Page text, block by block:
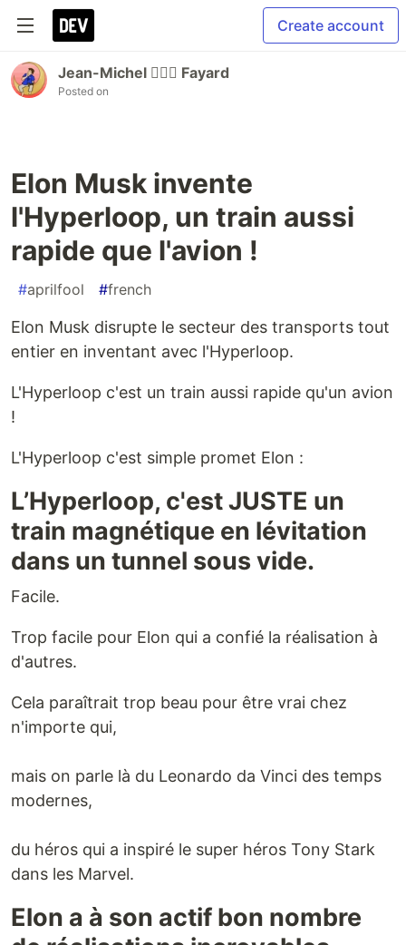
Create account
Jean-Michel 🕵🏻‍♂️ Fayard
Posted on
Elon Musk invente
l'Hyperloop, un train aussi
rapide que l'avion !
#aprilfool #french
Elon Musk disrupte le secteur des transports tout
entier en inventant avec l'Hyperloop.
L'Hyperloop c'est un train aussi rapide qu'un avion
!
L'Hyperloop c'est simple promet Elon :
L’Hyperloop, c'est JUSTE un
train magnétique en lévitation
dans un tunnel sous vide.
Facile.
Trop facile pour Elon qui a confié la réalisation à
d'autres.
Cela paraîtrait trop beau pour être vrai chez
n'importe qui,
mais on parle là du Leonardo da Vinci des temps
modernes,
du héros qui a inspiré le super héros Tony Stark
dans les Marvel.
Elon a à son actif bon nombre